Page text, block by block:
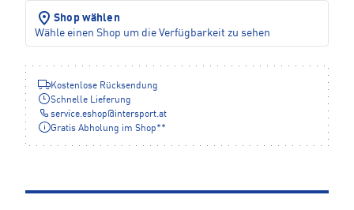
Shop wählen
Wähle einen Shop um die Verfügbarkeit zu sehen
Kostenlose Rücksendung
Schnelle Lieferung
service.eshop@intersport.at
Gratis Abholung im Shop**